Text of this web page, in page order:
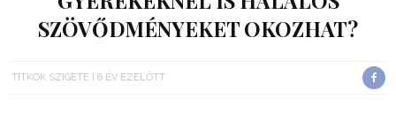
SZÖVŐDMÉNYEKET OKOZHAT?
TITKOK SZIGETE 6 ÉV EZELŐTT